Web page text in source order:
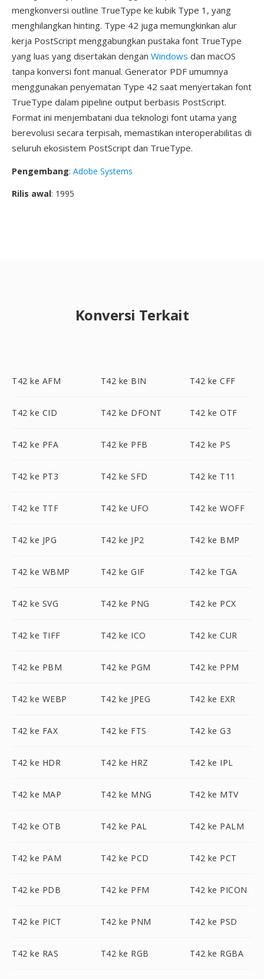
mengkonversi outline TrueType ke kubik Type 1, yang
menghilangkan hinting. Type 42 juga memungkinkan alur
kerja PostScript menggabungkan pustaka font TrueType
yang luas yang disertakan dengan Windows dan macOS
tanpa konversi font manual. Generator PDF umumnya
menggunakan penyematan Type 42 saat menyertakan font
TrueType dalam pipeline output berbasis PostScript.
Format ini menjembatani dua teknologi font utama yang
berevolusi secara terpisah, memastikan interoperabilitas di
seluruh ekosistem PostScript dan TrueType.
Pengembang: Adobe Systems
Rilis awal: 1995
Konversi Terkait
T42 ke AFM T42 ke BIN T42 ke CFF
T42 ke CID T42 ke DFONT T42 ke OTF
T42 ke PFA T42 ke PFB T42 ke PS
T42 ke PT3 T42 ke SFD T42 ke T11
T42 ke TTF T42 ke UFO T42 ke WOFF
T42 ke JPG T42 ke JP2 T42 ke BMP
T42 ke WBMP T42 ke GIF T42 ke TGA
T42 ke SVG T42 ke PNG T42 ke PCX
T42 ke TIFF T42 ke ICO T42 ke CUR
T42 ke PBM T42 ke PGM T42 ke PPM
T42 ke WEBP T42 ke JPEG T42 ke EXR
T42 ke FAX T42 ke FTS T42 ke G3
T42 ke HDR T42 ke HRZ T42 ke IPL
T42 ke MAP T42 ke MNG T42 ke MTV
T42 ke OTB T42 ke PAL T42 ke PALM
T42 ke PAM T42 ke PCD T42 ke PCT
T42 ke PDB T42 ke PFM T42 ke PICON
T42 ke PICT T42 ke PNM T42 ke PSD
T42 ke RAS T42 ke RGB T42 ke RGBA